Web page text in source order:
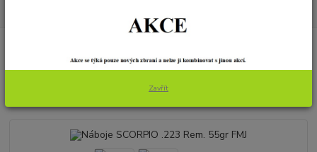
Náboje SCORPIO .223 Rem. 55gr
Zavřít